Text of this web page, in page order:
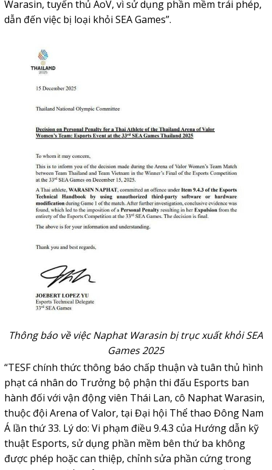
Warasin, tuyển thủ AoV, vì sử dụng phần mềm trái phép,
dẫn đến việc bị loại khỏi SEA Games”.
Thông báo về việc Naphat Warasin bị trục xuất khỏi SEA
Games 2025
“TESF chính thức thông báo chấp thuận và tuân thủ hình
phạt cá nhân do Trưởng bộ phận thi đấu Esports ban
hành đối với vận động viên Thái Lan, cô Naphat Warasin,
thuộc đội Arena of Valor, tại Đại hội Thể thao Đông Nam
Á lần thứ 33. Lý do: Vi phạm điều 9.4.3 của Hướng dẫn kỹ
thuật Esports, sử dụng phần mềm bên thứ ba không
được phép hoặc can thiệp, chỉnh sửa phần cứng trong